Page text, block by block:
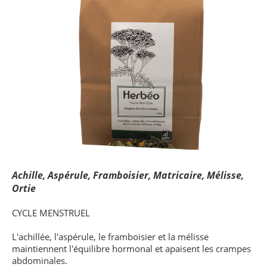
Achille, Aspérule, Framboisier, Matricaire, Mélisse,
Ortie
CYCLE MENSTRUEL
L'achillée, l'aspérule, le framboisier et la mélisse
maintiennent l'équilibre hormonal et apaisent les crampes
abdominales.